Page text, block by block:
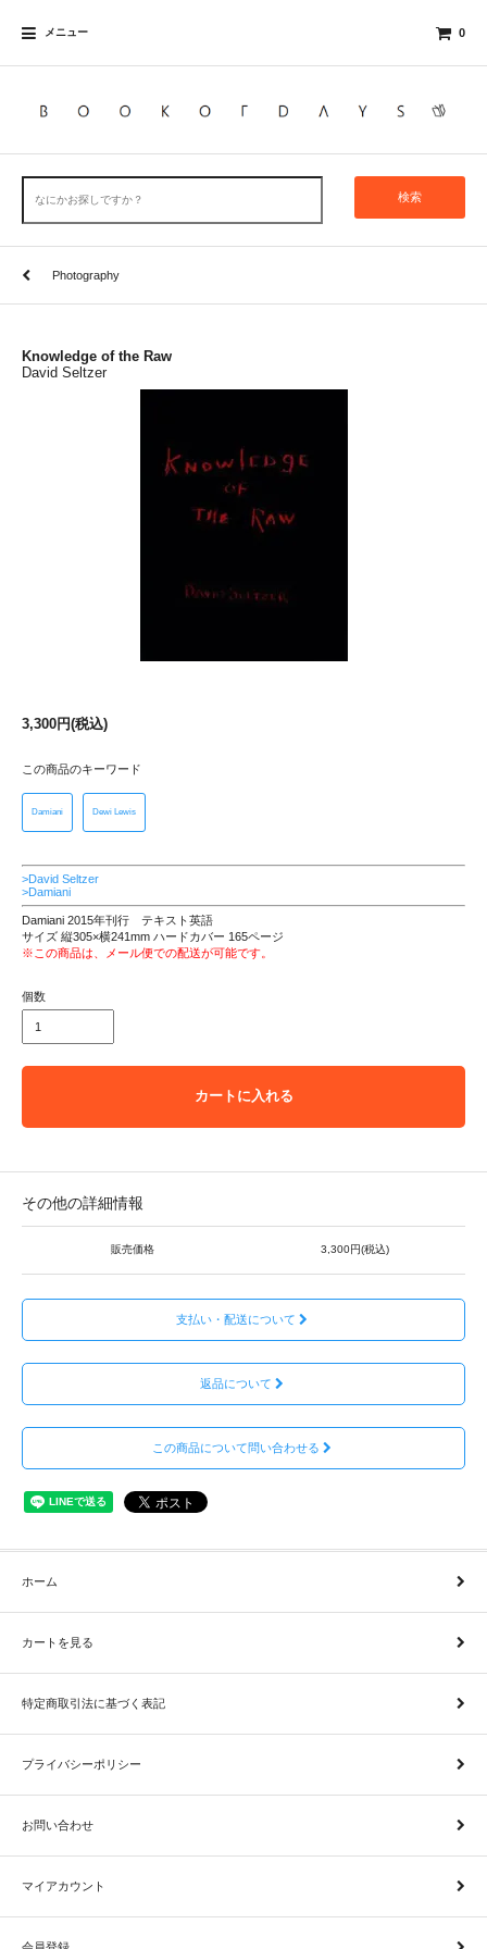
メニュー 0
検索
Photography
Knowledge of the Raw
David Seltzer
3,300円(税込)
この商品のキーワード
Damiani Dewi Lewis
>David Seltzer
>Damiani
Damiani 2015年刊行 テキスト英語
サイズ 縦305×横241mm ハードカバー 165ページ
※この商品は、メール便での配送が可能です。
個数
カートに入れる
その他の詳細情報
販売価格 3,300円(税込)
支払い・配送について
返品について
この商品について問い合わせる
ホーム
カートを見る
特定商取引法に基づく表記
プライバシーポリシー
お問い合わせ
マイアカウント